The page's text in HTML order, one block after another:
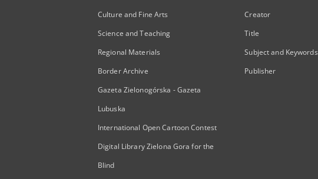
Culture and Fine Arts
Science and Teaching
Regional Materials
Border Archive
Gazeta Zielonogórska - Gazeta
Lubuska
International Open Cartoon Contest
Digital Library Zielona Gora for the
Blind
Creator
Title
Subject and Keywords
Publisher